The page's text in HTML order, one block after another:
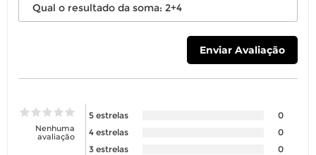
Nenhuma
avaliação
5 estrelas
0
4 estrelas
0
3 estrelas
0